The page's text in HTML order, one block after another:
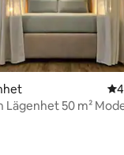
Lägenhet 50 m²